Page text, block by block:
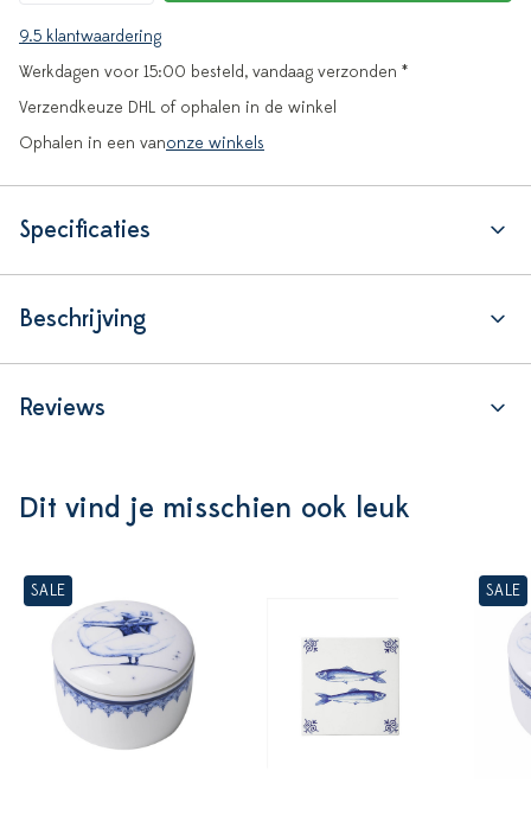
9.5 klantwaardering
Werkdagen voor 15:00 besteld, vandaag verzonden *
Verzendkeuze DHL of ophalen in de winkel
Ophalen in een vanonze winkels
Specificaties
Beschrijving
Reviews
Dit vind je misschien ook leuk
SALE SALE